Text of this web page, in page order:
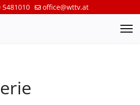
5481010 office@wttv.at